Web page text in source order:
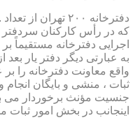
دفترخانه ۲۰۰
که در رأس کارکنان سردفتر
اجرایی دفترخانه مستقیماً
به عبارتی دیگر دفتر یار
واقع معاونت دفترخانه را
ثبات ، منشی و بایگان
جنسیت مؤنث برخوردار می
اینجانب در بخش امور ثبات